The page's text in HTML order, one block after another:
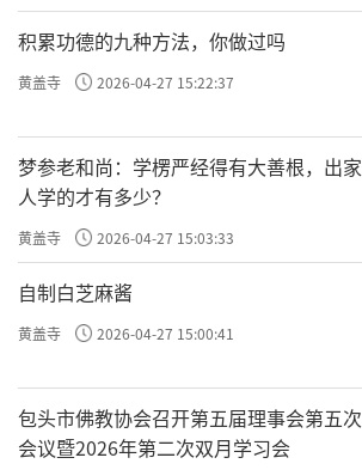
积累功德的九种方法，你做过吗
黄盖寺 2026-04-27 15:22:37
梦参老和尚：学楞严经得有大善根，出家
人学的才有多少？
黄盖寺 2026-04-27 15:03:33
自制白芝麻酱
黄盖寺 2026-04-27 15:00:41
包头市佛教协会召开第五届理事会第五次
会议暨2026年第二次双月学习会